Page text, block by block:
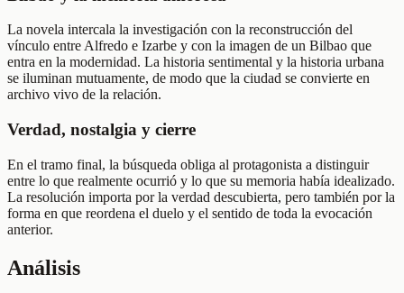
La novela intercala la investigación con la reconstrucción del
vínculo entre Alfredo e Izarbe y con la imagen de un Bilbao que
entra en la modernidad. La historia sentimental y la historia urbana
se iluminan mutuamente, de modo que la ciudad se convierte en
archivo vivo de la relación.
Verdad, nostalgia y cierre
En el tramo final, la búsqueda obliga al protagonista a distinguir
entre lo que realmente ocurrió y lo que su memoria había idealizado.
La resolución importa por la verdad descubierta, pero también por la
forma en que reordena el duelo y el sentido de toda la evocación
anterior.
Análisis